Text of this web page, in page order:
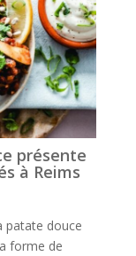
présente
à Reims
patate douce
forme de